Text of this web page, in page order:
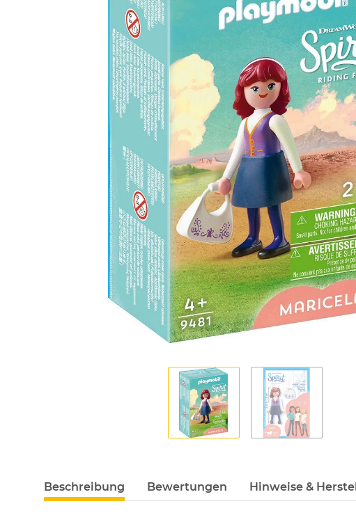
Beschreibung Bewertungen Hinweise &